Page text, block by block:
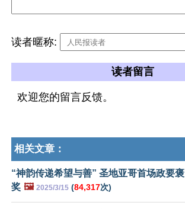
读者暱称:
读者留言
欢迎您的留言反馈。
相关文章：
“神韵传递希望与善” 圣地亚哥首场政要褒
奖 🖼️ 2025/3/15 (84,317次)